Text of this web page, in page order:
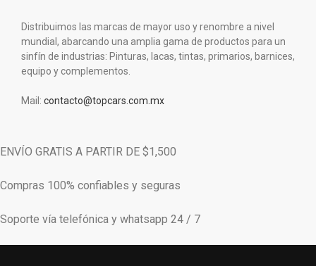
Distribuimos las marcas de mayor uso y renombre a nivel
mundial, abarcando una amplia gama de productos para un
sinfín de industrias: Pinturas, lacas, tintas, primarios, barnices,
equipo y complementos.
Mail: contacto@topcars.com.mx
ENVÍO GRATIS A PARTIR DE $1,500
Compras 100% confiables y seguras
Soporte vía telefónica y whatsapp 24 / 7